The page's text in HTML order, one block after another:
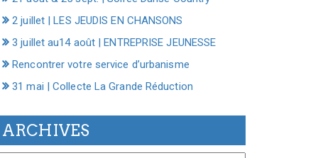
2 juillet | LES JEUDIS EN CHANSONS
3 juillet au14 août | ENTREPRISE JEUNESSE
Rencontrer votre service d’urbanisme
31 mai | Collecte La Grande Réduction
ARCHIVES